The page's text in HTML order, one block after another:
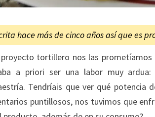
hace más de cinco años así que es
proyecto tortillero nos las
a priori ser una labor muy
Tendríais que ver qué potencia
puntillosos, nos tuvimos que